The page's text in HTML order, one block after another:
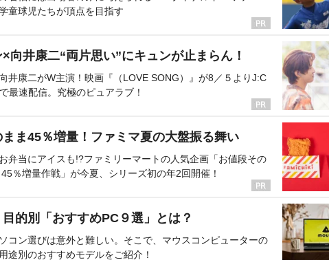
童球児たちが頂点を目指す
向井康二“両片思い”にキュンが止まらん！
井康二がW主演！映画『（LOVE SONG）』が8／５よりJ:C
最速配信。究極のピュアラブ！
ま45％増量！ファミマ夏の大盤振る舞い
弁当にアイスも!?ファミリーマートの人気企画「お値段その
％増量作戦」が今夏、シリーズ初の年2回開催！
的別「おすすめPC９選」とは？
コン選びは意外と難しい。そこで、マウスコンピューターの
途別のおすすめモデルをご紹介！